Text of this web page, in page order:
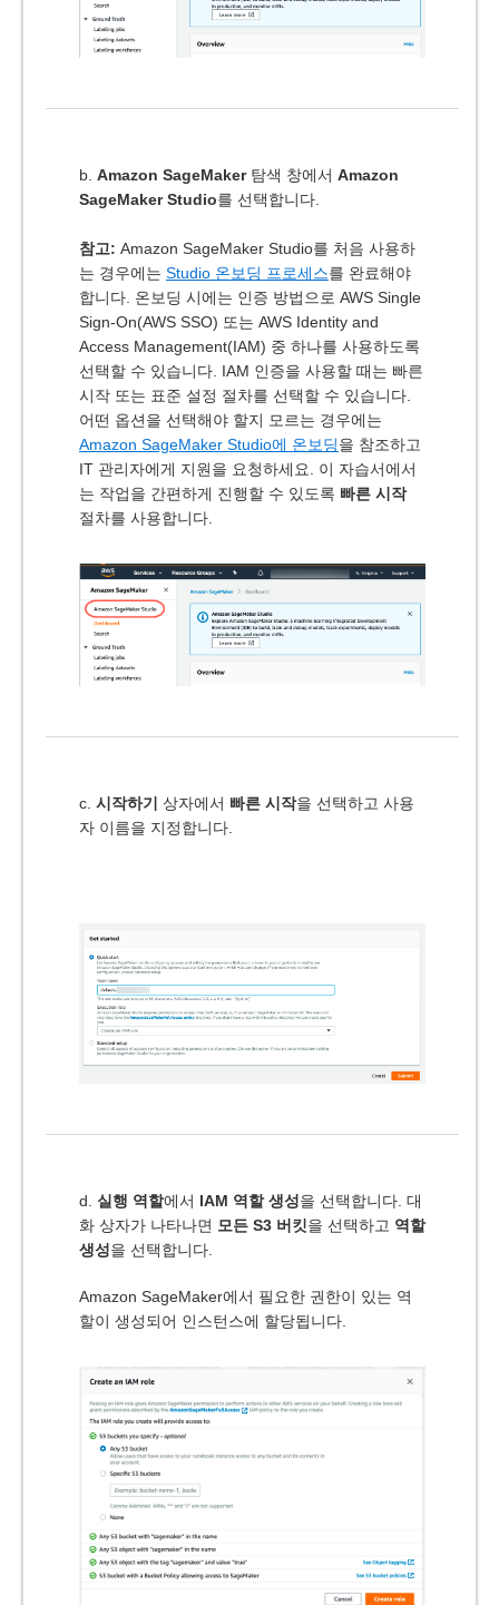
b. Amazon SageMaker탐색 창에서 Amazon
SageMaker Studio를 선택합니다.
참고: Amazon SageMaker Studio를 처음 사용하
는 경우에는 Studio 온보딩 프로세스를 완료해야
합니다. 온보딩 시에는 인증 방법으로 AWS Single
Sign-On(AWS SSO) 또는 AWS Identity and
Access Management(IAM) 중 하나를 사용하도록
선택할 수 있습니다. IAM 인증을 사용할 때는 빠른
시작 또는 표준 설정 절차를 선택할 수 있습니다.
어떤 옵션을 선택해야 할지 모르는 경우에는
Amazon SageMaker Studio에 온보딩을 참조하고
IT 관리자에게 지원을 요청하세요. 이 자습서에서
는 작업을 간편하게 진행할 수 있도록 빠른 시작
절차를 사용합니다.
c. 시작하기 상자에서 빠른 시작을 선택하고 사용
자 이름을 지정합니다.
d. 실행 역할에서 IAM 역할 생성을 선택합니다. 대
화 상자가 나타나면 모든 S3 버킷을 선택하고 역할
생성을 선택합니다.
Amazon SageMaker에서 필요한 권한이 있는 역
할이 생성되어 인스턴스에 할당됩니다.